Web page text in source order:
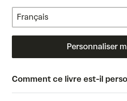
Personnaliser
Comment ce livre est-il